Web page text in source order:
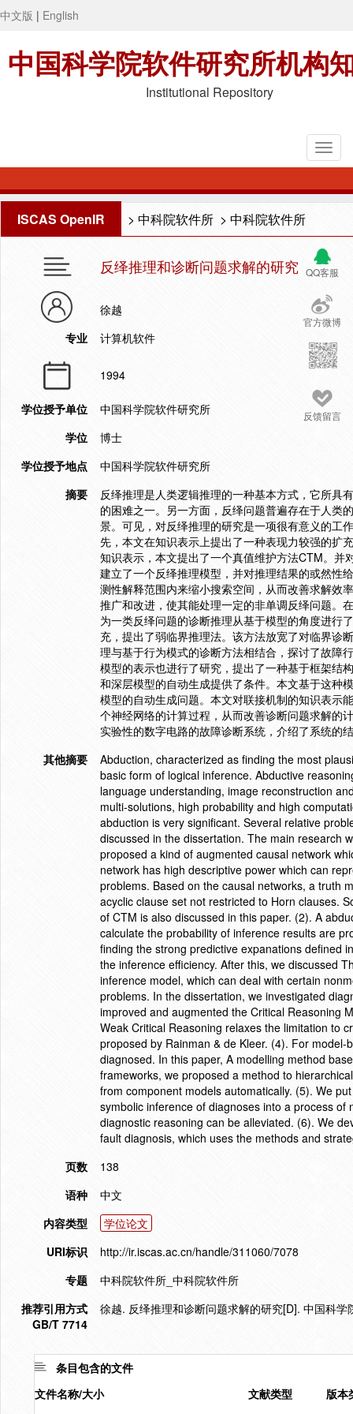
中文版 | English
中国科学院软件研究所机构
Institutional Repository
ISCAS OpenIR > 中科院软件所 > 中科院软件所
QQ客服
官方微博
反馈留言
反绎推理和诊断问题求解的研究
徐越
专业
计算机软件
1994
学位授予单位
中国科学院软件研究所
学位
博士
学位授予地点
中国科学院软件研究所
摘要
反绎推理是人类逻辑推理的一种基本方式，它所具
的困难之一。另一方面，反绎问题普遍存在于人类
景。可见，对反绎推理的研究是一项很有意义的工
先，本文在知识表示上提出了一种表现力较强的扩
知识表示，本文提出了一个真值维护方法CTM。
建立了一个反绎推理模型，并对推理结果的或然性
测性解释范围内来缩小搜索空间，从而改善求解效
推广和改进，使其能处理一定的非单调反绎问题。
为一类反绎问题的诊断推理从基于模型的角度进行
充，提出了弱临界推理法。该方法放宽了对临界诊
理与基于行为模式的诊断方法相结合，探讨了故障
模型的表示也进行了研究，提出了一种基于框架结
和深层模型的自动生成提供了条件。本文基于这种
模型的自动生成问题。本文对联接机制的知识表示
个神经网络的计算过程，从而改善诊断问题求解的
实验性的数字电路的故障诊断系统，介绍了系统的
其他摘要
Abduction, characterized as finding the most
basic form of logical inference. Abductive
language understanding, image reconstruction
multi-solutions, high probability and high
abduction is very significant. Several relative
discussed in the dissertation. The main research
proposed a kind of augmented causal network
network has high descriptive power which can
problems. Based on the causal networks, a truth
acyclic clause set not restricted to Horn clauses.
of CTM is also discussed in this paper. (2). A
calculate the probability of inference results are
finding the strong predictive expanations defined
the inference efficiency. After this, we discussed
inference model, which can deal with certain
problems. In the dissertation, we investigated
improved and augmented the Critical Reasoning
Weak Critical Reasoning relaxes the limitation to
proposed by Rainman & de Kleer. (4). For
diagnosed. In this paper, A modelling method
frameworks, we proposed a method to
from component models automatically. (5). We
symbolic inference of diagnoses into a process
diagnostic reasoning can be alleviated. (6). We
fault diagnosis, which uses the methods and
页数
138
语种
中文
内容类型
学位论文
URI标识
http://ir.iscas.ac.cn/handle/311060/7078
专题
中科院软件所_中科院软件所
推荐引用方式
GB/T 7714
徐越. 反绎推理和诊断问题求解的研究[D]. 中国科
条目包含的文件
文件名称/大小
文献类型
版本